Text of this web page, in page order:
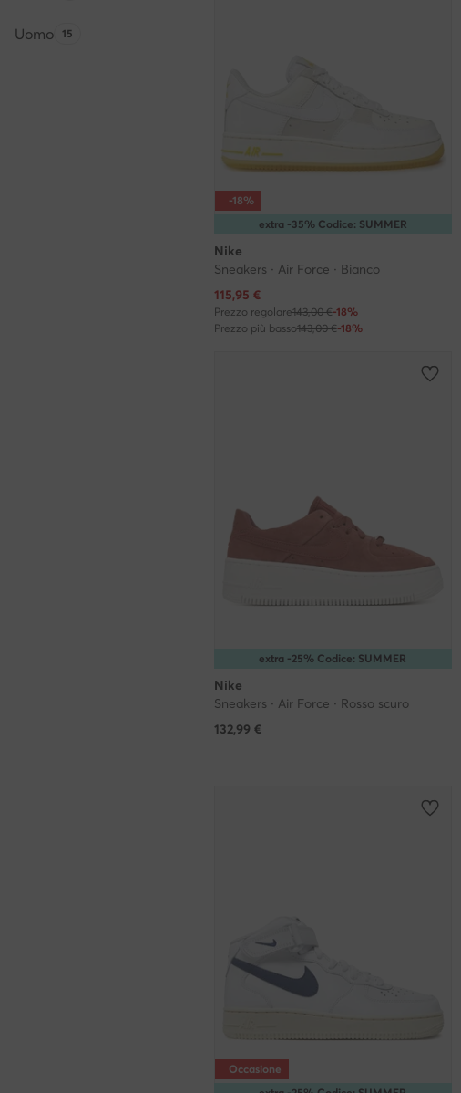
UomoQuantità di prodotti:
15
extra -35% Codice: SUMMER
-18%
Nike
Sneakers · Air Force · Bianco
Prezzo attuale
115,95 €
Prezzo regolare143,00 €-18%
Prezzo più basso143,00 €-18%
extra -25% Codice: SUMMER
Nike
Sneakers · Air Force · Rosso scuro
132,99 €
Occasione